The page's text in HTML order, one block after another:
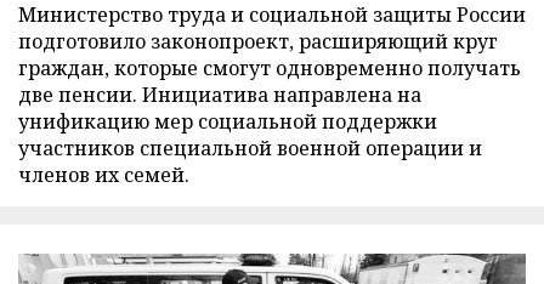
Министерство труда и социальной защиты России
подготовило законопроект, расширяющий круг
граждан, которые смогут одновременно получать
две пенсии. Инициатива направлена на
унификацию мер социальной поддержки
участников специальной военной операции и
членов их семей.